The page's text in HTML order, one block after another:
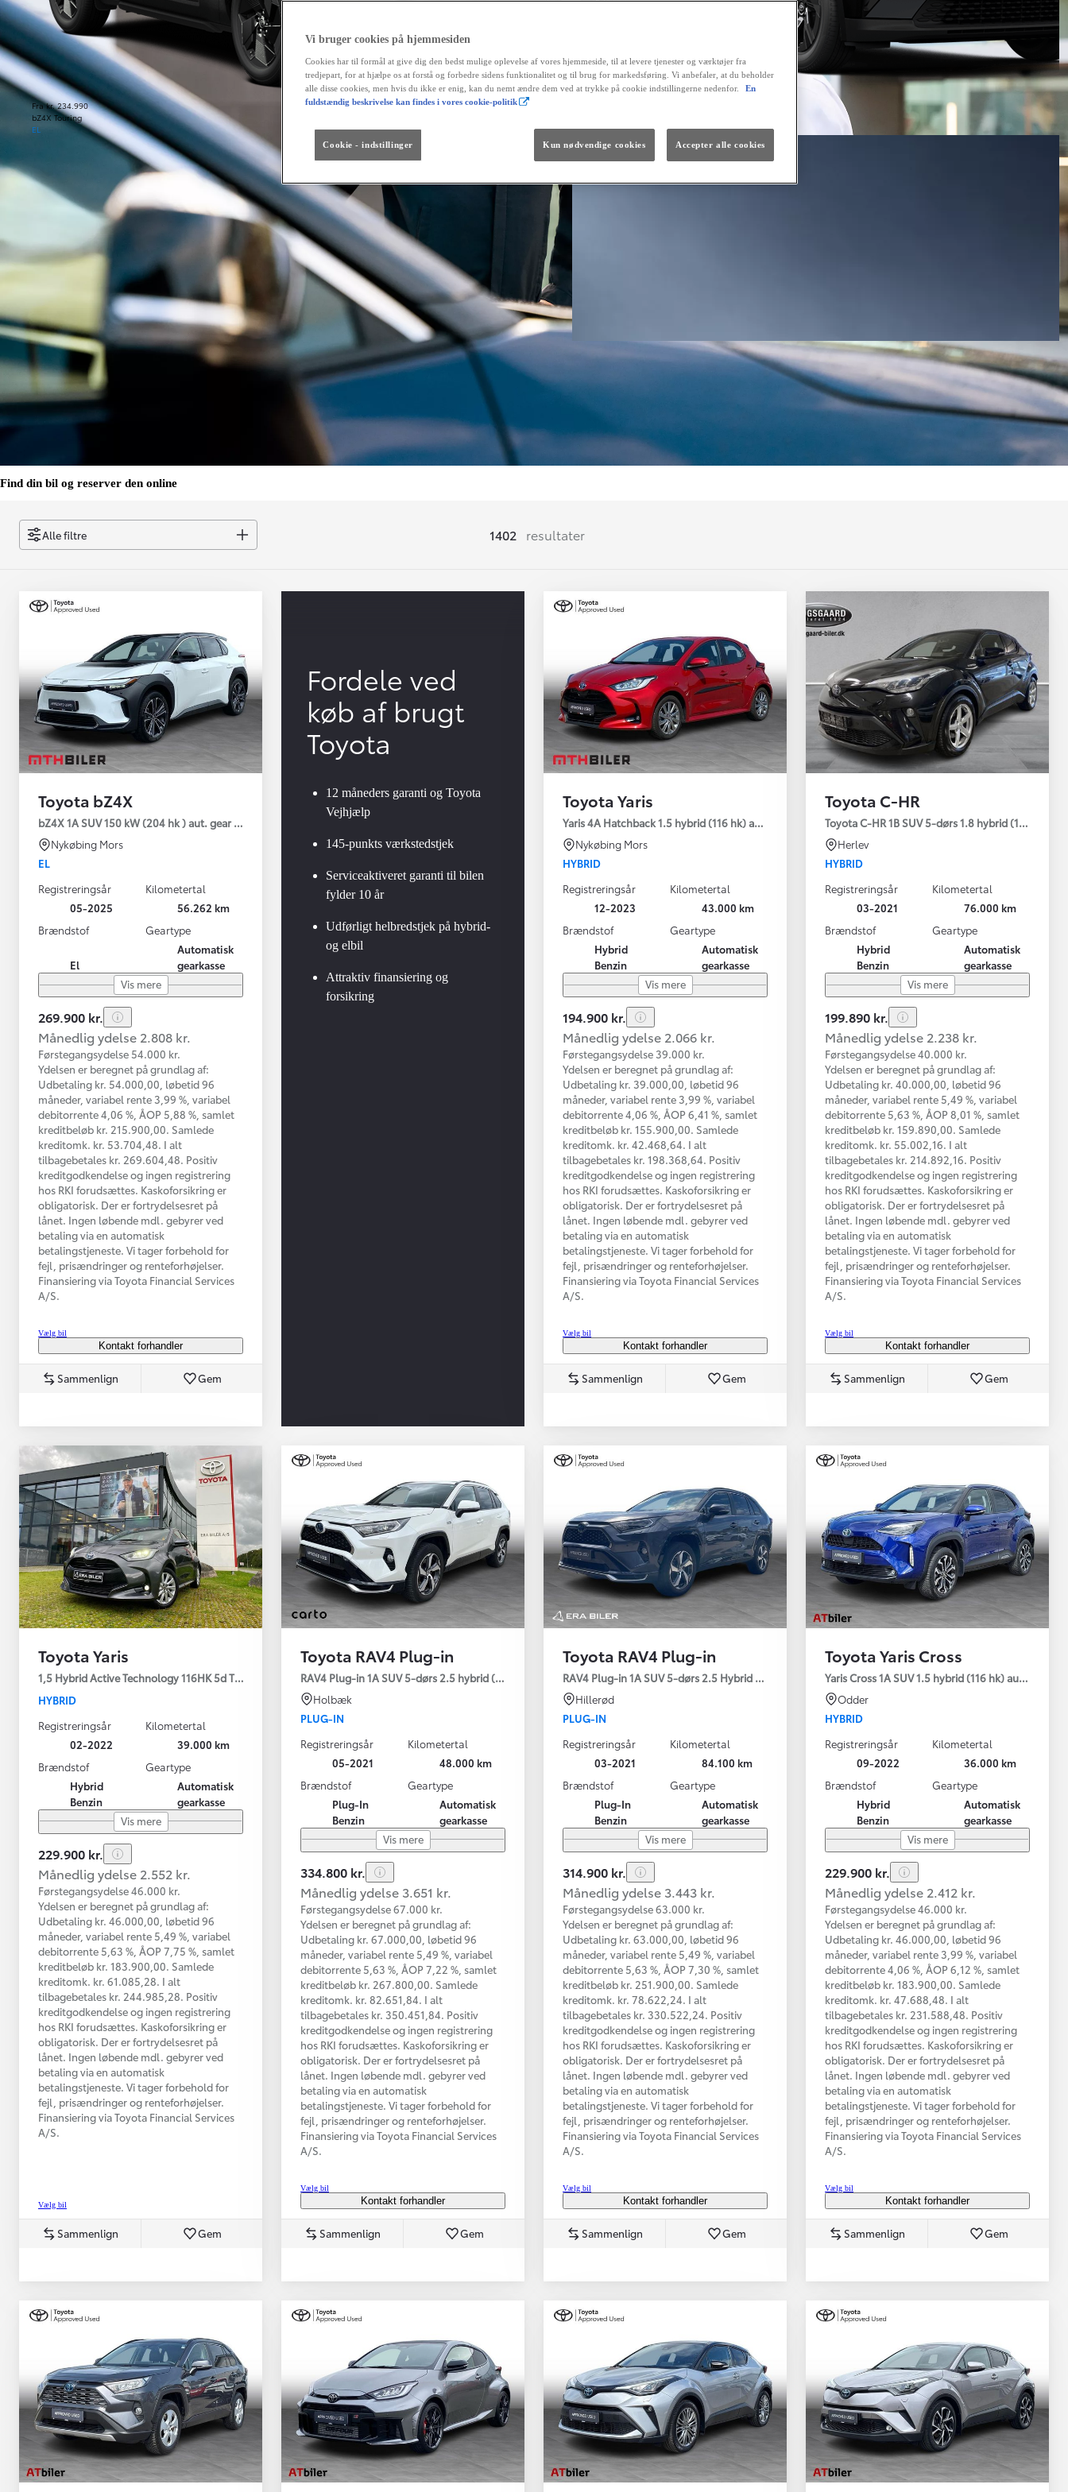
Fra kr. 234.990
bZ4X Touring
EL
Fra kr. 349.990
The soul lives on.
HYBRID
Den nye Yaris Cross
Kommer snart
Find din bil og reserver den online
Alle filtre 1402 resultater
Toyota bZ4X
bZ4X 1A SUV 150 kW (204 hk ) aut. gear Executive Premium
Nykøbing Mors
EL
Registreringsår
05-2025
Kilometertal
56.262 km
Brændstof
El
Geartype
Automatisk
gearkasse
Vis mere
269.900 kr.
Månedlig ydelse 2.808 kr.
Førstegangsydelse 54.000 kr.
Ydelsen er beregnet på grundlag af:
Udbetaling kr. 54.000,00, løbetid 96
måneder, variabel rente 3,99 %, variabel
debitorrente 4,06 %, ÅOP 5,88 %, samlet
kreditbeløb kr. 215.900,00. Samlede
kreditomk. kr. 53.704,48. I alt
tilbagebetales kr. 269.604,48. Positiv
kreditgodkendelse og ingen registrering
hos RKI forudsættes. Kaskoforsikring er
obligatorisk. Der er fortrydelsesret på
lånet. Ingen løbende mdl. gebyrer ved
betaling via en automatisk
betalingstjeneste. Vi tager forbehold for
fejl, prisændringer og renteforhøjelser.
Finansiering via Toyota Financial Services
A/S.
Vælg bil
Kontakt forhandler
Sammenlign Gem
Fordele ved
køb af brugt
Toyota
12 måneders garanti og Toyota
Vejhjælp
145-punkts værkstedstjek
Serviceaktiveret garanti til bilen
fylder 10 år
Udførligt helbredstjek på hybrid-
og elbil
Attraktiv finansiering og
forsikring
Toyota Yaris
Yaris 4A Hatchback 1.5 hybrid (116 hk) aut. gear Active - Technology
Nykøbing Mors
HYBRID
Registreringsår
12-2023
Kilometertal
43.000 km
Brændstof
Hybrid
Benzin
Geartype
Automatisk
gearkasse
Vis mere
194.900 kr.
Månedlig ydelse 2.066 kr.
Førstegangsydelse 39.000 kr.
Ydelsen er beregnet på grundlag af:
Udbetaling kr. 39.000,00, løbetid 96
måneder, variabel rente 3,99 %, variabel
debitorrente 4,06 %, ÅOP 6,41 %, samlet
kreditbeløb kr. 155.900,00. Samlede
kreditomk. kr. 42.468,64. I alt
tilbagebetales kr. 198.368,64. Positiv
kreditgodkendelse og ingen registrering
hos RKI forudsættes. Kaskoforsikring er
obligatorisk. Der er fortrydelsesret på
lånet. Ingen løbende mdl. gebyrer ved
betaling via en automatisk
betalingstjeneste. Vi tager forbehold for
fejl, prisændringer og renteforhøjelser.
Finansiering via Toyota Financial Services
A/S.
Vælg bil
Kontakt forhandler
Sammenlign Gem
Toyota C-HR
Toyota C-HR 1B SUV 5-dørs 1.8 hybrid (122 hk)
Herlev
HYBRID
Registreringsår
03-2021
Kilometertal
76.000 km
Brændstof
Hybrid
Benzin
Geartype
Automatisk
gearkasse
Vis mere
199.890 kr.
Månedlig ydelse 2.238 kr.
Førstegangsydelse 40.000 kr.
Ydelsen er beregnet på grundlag af:
Udbetaling kr. 40.000,00, løbetid 96
måneder, variabel rente 5,49 %, variabel
debitorrente 5,63 %, ÅOP 8,01 %, samlet
kreditbeløb kr. 159.890,00. Samlede
kreditomk. kr. 55.002,16. I alt
tilbagebetales kr. 214.892,16. Positiv
kreditgodkendelse og ingen registrering
hos RKI forudsættes. Kaskoforsikring er
obligatorisk. Der er fortrydelsesret på
lånet. Ingen løbende mdl. gebyrer ved
betaling via en automatisk
betalingstjeneste. Vi tager forbehold for
fejl, prisændringer og renteforhøjelser.
Finansiering via Toyota Financial Services
A/S.
Vælg bil
Kontakt forhandler
Sammenlign Gem
Toyota Yaris
1,5 Hybrid Active Technology 116HK 5d Trinl. Gear
HYBRID
Registreringsår
02-2022
Kilometertal
39.000 km
Brændstof
Hybrid
Benzin
Geartype
Automatisk
gearkasse
Vis mere
229.900 kr.
Månedlig ydelse 2.552 kr.
Førstegangsydelse 46.000 kr.
Ydelsen er beregnet på grundlag af:
Udbetaling kr. 46.000,00, løbetid 96
måneder, variabel rente 5,49 %, variabel
debitorrente 5,63 %, ÅOP 7,75 %, samlet
kreditbeløb kr. 183.900,00. Samlede
kreditomk. kr. 61.085,28. I alt
tilbagebetales kr. 244.985,28. Positiv
kreditgodkendelse og ingen registrering
hos RKI forudsættes. Kaskoforsikring er
obligatorisk. Der er fortrydelsesret på
lånet. Ingen løbende mdl. gebyrer ved
betaling via en automatisk
betalingstjeneste. Vi tager forbehold for
fejl, prisændringer og renteforhøjelser.
Finansiering via Toyota Financial Services
A/S.
Vælg bil
Sammenlign Gem
Toyota RAV4 Plug-in
RAV4 Plug-in 1A SUV 5-dørs 2.5 hybrid (306 hk) aut. gear AWD-i H3 - Comfort
Holbæk
PLUG-IN
Registreringsår
05-2021
Kilometertal
48.000 km
Brændstof
Plug-In
Benzin
Geartype
Automatisk
gearkasse
Vis mere
334.800 kr.
Månedlig ydelse 3.651 kr.
Førstegangsydelse 67.000 kr.
Ydelsen er beregnet på grundlag af:
Udbetaling kr. 67.000,00, løbetid 96
måneder, variabel rente 5,49 %, variabel
debitorrente 5,63 %, ÅOP 7,22 %, samlet
kreditbeløb kr. 267.800,00. Samlede
kreditomk. kr. 82.651,84. I alt
tilbagebetales kr. 350.451,84. Positiv
kreditgodkendelse og ingen registrering
hos RKI forudsættes. Kaskoforsikring er
obligatorisk. Der er fortrydelsesret på
lånet. Ingen løbende mdl. gebyrer ved
betaling via en automatisk
betalingstjeneste. Vi tager forbehold for
fejl, prisændringer og renteforhøjelser.
Finansiering via Toyota Financial Services
A/S.
Vælg bil
Kontakt forhandler
Sammenlign Gem
Toyota RAV4 Plug-in
RAV4 Plug-in 1A SUV 5-dørs 2.5 Hybrid (306 hk) aut. gear AWD-i H3 - Comfort - Premium
Hillerød
PLUG-IN
Registreringsår
03-2021
Kilometertal
84.100 km
Brændstof
Plug-In
Benzin
Geartype
Automatisk
gearkasse
Vis mere
314.900 kr.
Månedlig ydelse 3.443 kr.
Førstegangsydelse 63.000 kr.
Ydelsen er beregnet på grundlag af:
Udbetaling kr. 63.000,00, løbetid 96
måneder, variabel rente 5,49 %, variabel
debitorrente 5,63 %, ÅOP 7,30 %, samlet
kreditbeløb kr. 251.900,00. Samlede
kreditomk. kr. 78.622,24. I alt
tilbagebetales kr. 330.522,24. Positiv
kreditgodkendelse og ingen registrering
hos RKI forudsættes. Kaskoforsikring er
obligatorisk. Der er fortrydelsesret på
lånet. Ingen løbende mdl. gebyrer ved
betaling via en automatisk
betalingstjeneste. Vi tager forbehold for
fejl, prisændringer og renteforhøjelser.
Finansiering via Toyota Financial Services
A/S.
Vælg bil
Kontakt forhandler
Sammenlign Gem
Toyota Yaris Cross
Yaris Cross 1A SUV 1.5 hybrid (116 hk) aut. gear
Odder
HYBRID
Registreringsår
09-2022
Kilometertal
36.000 km
Brændstof
Hybrid
Benzin
Geartype
Automatisk
gearkasse
Vis mere
229.900 kr.
Månedlig ydelse 2.412 kr.
Førstegangsydelse 46.000 kr.
Ydelsen er beregnet på grundlag af:
Udbetaling kr. 46.000,00, løbetid 96
måneder, variabel rente 3,99 %, variabel
debitorrente 4,06 %, ÅOP 6,12 %, samlet
kreditbeløb kr. 183.900,00. Samlede
kreditomk. kr. 47.688,48. I alt
tilbagebetales kr. 231.588,48. Positiv
kreditgodkendelse og ingen registrering
hos RKI forudsættes. Kaskoforsikring er
obligatorisk. Der er fortrydelsesret på
lånet. Ingen løbende mdl. gebyrer ved
betaling via en automatisk
betalingstjeneste. Vi tager forbehold for
fejl, prisændringer og renteforhøjelser.
Finansiering via Toyota Financial Services
A/S.
Vælg bil
Kontakt forhandler
Sammenlign Gem
Vi bruger cookies på hjemmesiden
Cookies har til formål at give dig den bedst mulige oplevelse af vores hjemmeside, til at levere tjenester og værktøjer fra
tredjepart, for at hjælpe os at forstå og forbedre sidens funktionalitet og til brug for markedsføring. Vi anbefaler, at du beholder
alle disse cookies, men hvis du ikke er enig, kan du nemt ændre dem ved at trykke på cookie indstillingerne nedenfor.
En
fuldstændig beskrivelse kan findes i vores cookie-politik
Cookie - indstillinger Kun nødvendige cookies Accepter alle cookies